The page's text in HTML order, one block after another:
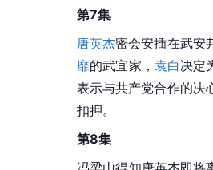
第7集
唐英杰密会安插在武安
靡的武宜家， 袁白决定
表示与共产党合作的决
扣押。
第8集